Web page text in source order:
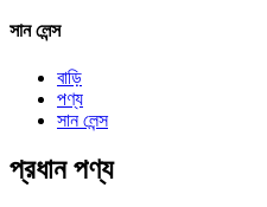
সান লেন্স
বাড়ি
পণ্য
সান লেন্স
প্রধান পণ্য